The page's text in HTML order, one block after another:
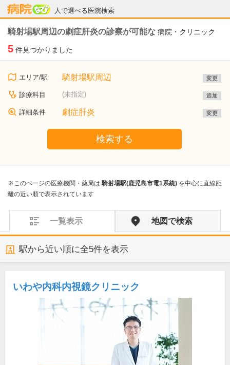
人で選べる医院検索
病院なび
騎射場駅周辺の劇症肝炎の診察が可能な 病院・クリニック
5 件見つかりました
エリア/駅 騎射場駅周辺 変更
診療科目 (未指定) 追加
詳細条件 劇症肝炎 変更
検索する
※このページの医療機関・薬局は騎射場駅(鹿児島市電1系統) を中心に直線距
離の近い順で表示されています
一覧表示 地図で検索
駅から近い順に全5件を表示
いわや内科内視鏡クリニック